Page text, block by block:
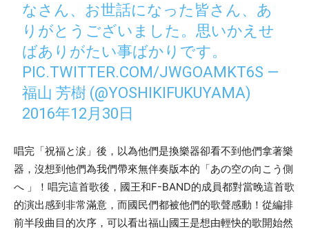
なさん、お世話になった皆さん、あ
りがとうございました。思いかえせ
ばありがたい事ばかりです。
PIC.TWITTER.COM/JWGOAMKT6S —
福山 芳樹 (@YOSHIKIFUKUYAMA)
2016年12月30日
唱完「祝福と涙 」後，以為他們是換樂器卻看不到他們拿著樂
器，沒想到他們為我們帶來無伴奏版本的「あの空の向こう側
へ 」！唱完這首歌後，國王和F-BAND的成員都對當晚這首歌
的演出感到非常滿意，而國民們都被他們的歌聲感動！從編排
前半段曲目的次序，可以看出福山國王是想由輕快的歌開始然